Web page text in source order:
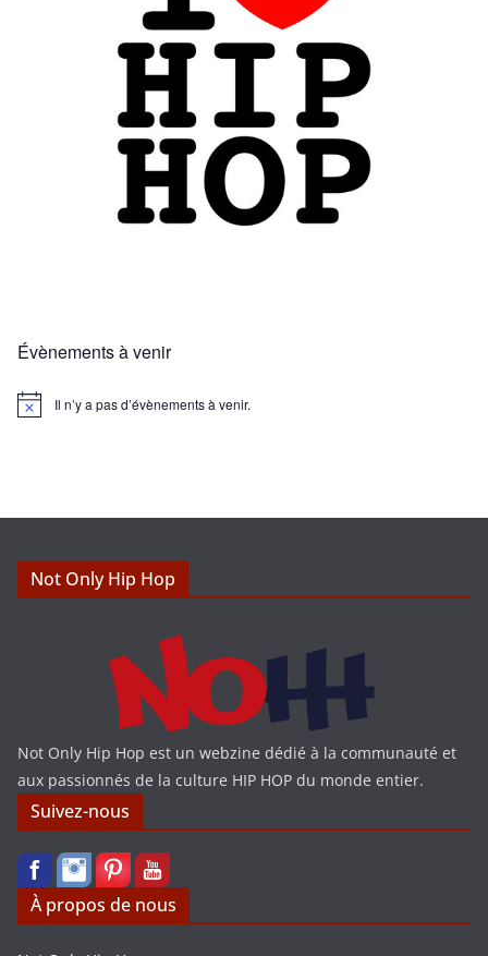
Évènements à venir
N
Il n’y a pas d’évènements à venir.
Not Only Hip Hop
Not Only Hip Hop est un webzine dédié à la communauté et
aux passionnés de la culture HIP HOP du monde entier.
Suivez-nous
À propos de nous